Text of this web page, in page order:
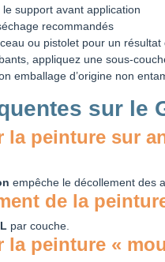
support avant application
recommandés
ou pistolet pour un résultat
appliquez une sous-
emballage d’origine non
sur le
la peinture sur
empêche le décollement des
de la
par couche.
la peinture «